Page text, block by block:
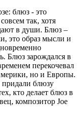
блюз - это
так, хотя
в души. Блюз –
это образ мысли и
Блюз зарождался в
перекочевал
но и Европы.
блюзу
кто делает блюз в
композитор Joe